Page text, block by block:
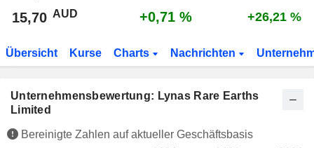
15,70 AUD +0,71 % +26,21 %
Übersicht Kurse Charts Nachrichten
Unternehmensbewertung: Lynas Rare Earths
Limited
Bereinigte Zahlen auf aktueller Geschäftsbasis